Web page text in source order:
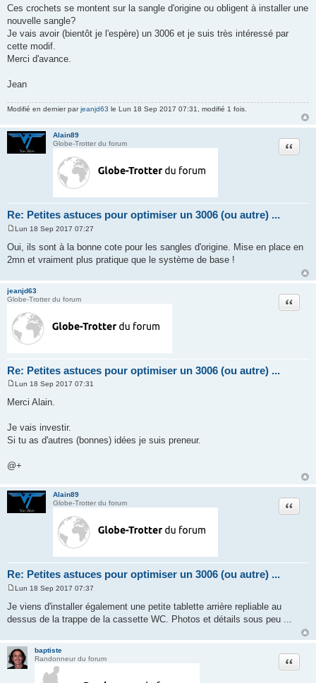
a
g
e
Ces crochets se montent sur la sangle d'origine ou obligent à installer une
nouvelle sangle?
Je vais avoir (bientôt je l'espère) un 3006 et je suis très intéressé par
cette modif.
Merci d'avance.
Jean
Modifié en dernier parjeanjd63 le Lun 18 Sep 2017 07:31, modifié 1 fois.
Alain89
Globe-Trotter du forum
Re: Petites astuces pour optimiser un 3006 (ou autre) ...
Citation
s
s
Lun 18 Sep 2017 07:27
Oui, ils sont à la bonne cote pour les sangles d'origine. Mise en place en
2mn et vraiment plus pratique que le système de base !
jeanjd63
Globe-Trotter du forum
Re: Petites astuces pour optimiser un 3006 (ou autre) ...
Citation
e
s
a
g
e
Lun 18 Sep 2017 07:31
Merci Alain.
Je vais investir.
Si tu as d'autres (bonnes) idées je suis preneur.
@+
Alain89
Globe-Trotter du forum
Re: Petites astuces pour optimiser un 3006 (ou autre) ...
Citation
s
s
e
Lun 18 Sep 2017 07:37
Je viens d'installer également une petite tablette arrière repliable au
dessus de la trappe de la cassette WC. Photos et détails sous peu ...
baptiste
Randonneur du forum
Citation